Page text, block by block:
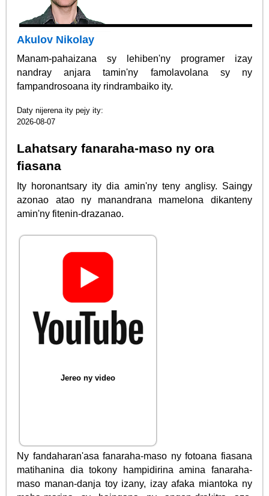
Akulov Nikolay
Manam-pahaizana sy lehiben'ny programer izay
nandray anjara tamin'ny famolavolana sy ny
fampandrosoana ity rindrambaiko ity.
Daty nijerena ity pejy ity:
2026-08-07
Lahatsary fanaraha-maso ny ora
fiasana
Ity horonantsary ity dia amin'ny teny anglisy. Saingy
azonao atao ny manandrana mamelona dikanteny
amin'ny fitenin-drazanao.
Jereo ny video
Ny fandaharan'asa fanaraha-maso ny fotoana fiasana
matihanina dia tokony hampidirina amina fanaraha-
maso manan-danja toy izany, izay afaka miantoka ny